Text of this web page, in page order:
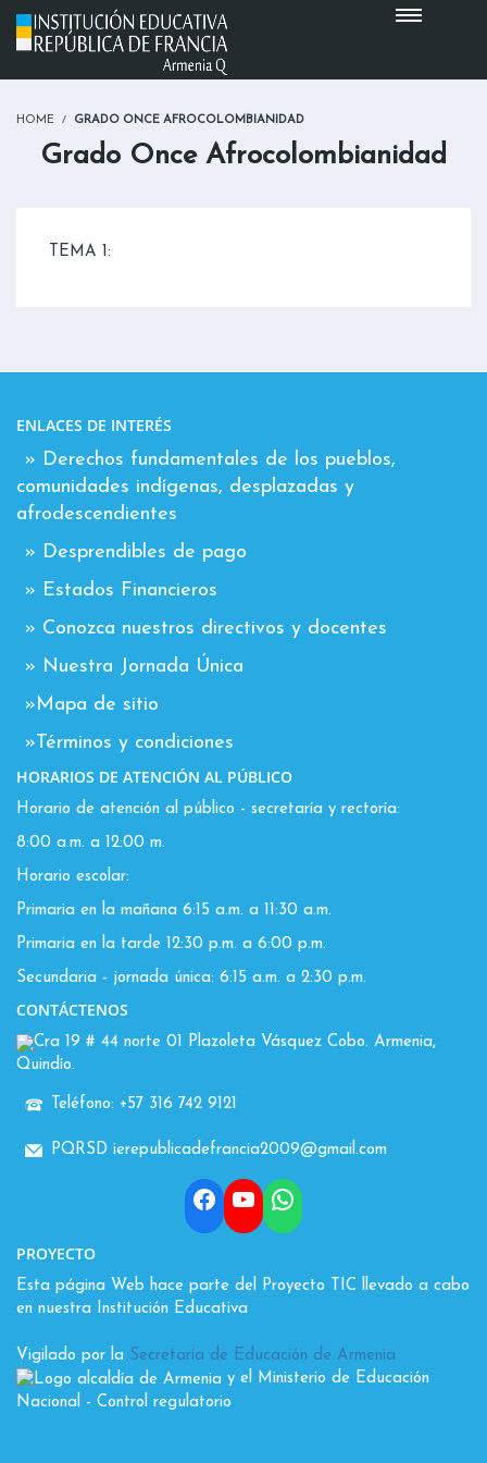
HOME GRADO ONCE AFROCOLOMBIANIDAD
Grado Once Afrocolombianidad
TEMA 1:
ENLACES DE INTERÉS
» Derechos fundamentales de los pueblos,
comunidades indígenas, desplazadas y
afrodescendientes
» Desprendibles de pago
» Estados Financieros
» Conozca nuestros directivos y docentes
» Nuestra Jornada Única
»Mapa de sitio
»Términos y condiciones
HORARIOS DE ATENCIÓN AL PÚBLICO
Horario de atención al público - secretaría y rectoría:
8:00 a.m. a 12:00 m.
Horario escolar:
Primaria en la mañana 6:15 a.m. a 11:30 a.m.
Primaria en la tarde 12:30 p.m. a 6:00 p.m.
Secundaria - jornada única: 6:15 a.m. a 2:30 p.m.
CONTÁCTENOS
Cra 19 # 44 norte 01 Plazoleta Vásquez Cobo. Armenia,
Quindío.
Teléfono: +57 316 742 9121
PQRSD ierepublicadefrancia2009@gmail.com
Facebook
YouTubeWhatsApp
PROYECTO
Esta página Web hace parte del Proyecto TIC llevado a cabo
en nuestra Institución Educativa
Vigilado por la Secretaría de Educación de Armenia
y el Ministerio de Educación
Nacional - Control regulatorio